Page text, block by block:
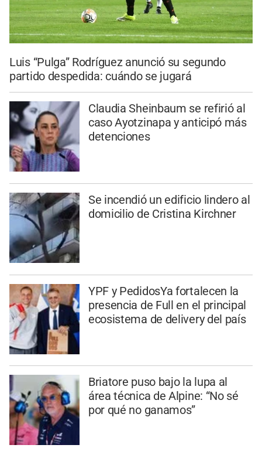
Luis “Pulga” Rodríguez anunció su segundo
partido despedida: cuándo se jugará
Claudia Sheinbaum se refirió al
caso Ayotzinapa y anticipó más
detenciones
Se incendió un edificio lindero al
domicilio de Cristina Kirchner
YPF y PedidosYa fortalecen la
presencia de Full en el principal
ecosistema de delivery del país
Briatore puso bajo la lupa al
área técnica de Alpine: “No sé
por qué no ganamos”